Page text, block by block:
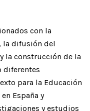
con la
la difusión del
la construcción de la
diferentes
para la Educación
España y
y estudios